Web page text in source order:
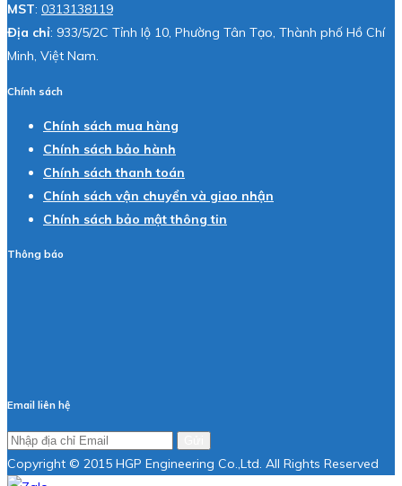
MST: 0313138119
Địa chỉ: 933/5/2C Tỉnh lộ 10, Phường Tân Tạo, Thành phố Hồ Chí
Minh, Việt Nam.
Chính sách
Chính sách mua hàng
Chính sách bảo hành
Chính sách thanh toán
Chính sách vận chuyển và giao nhận
Chính sách bảo mật thông tin
Thông báo
Email liên hệ
Copyright © 2015 HGP Engineering Co.,Ltd. All Rights Reserved